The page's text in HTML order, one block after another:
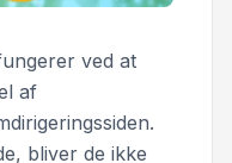
ved at
af
bliver de ikke